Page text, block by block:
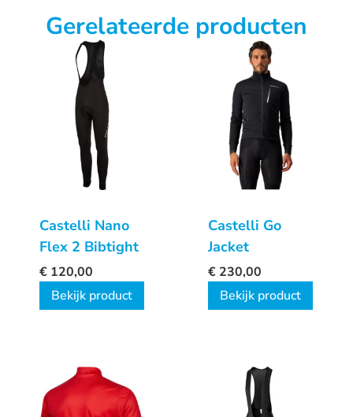
Gerelateerde producten
Castelli Nano
Flex 2 Bibtight
€ 120,00
Bekijk product
Castelli Go
Jacket
€ 230,00
Bekijk product